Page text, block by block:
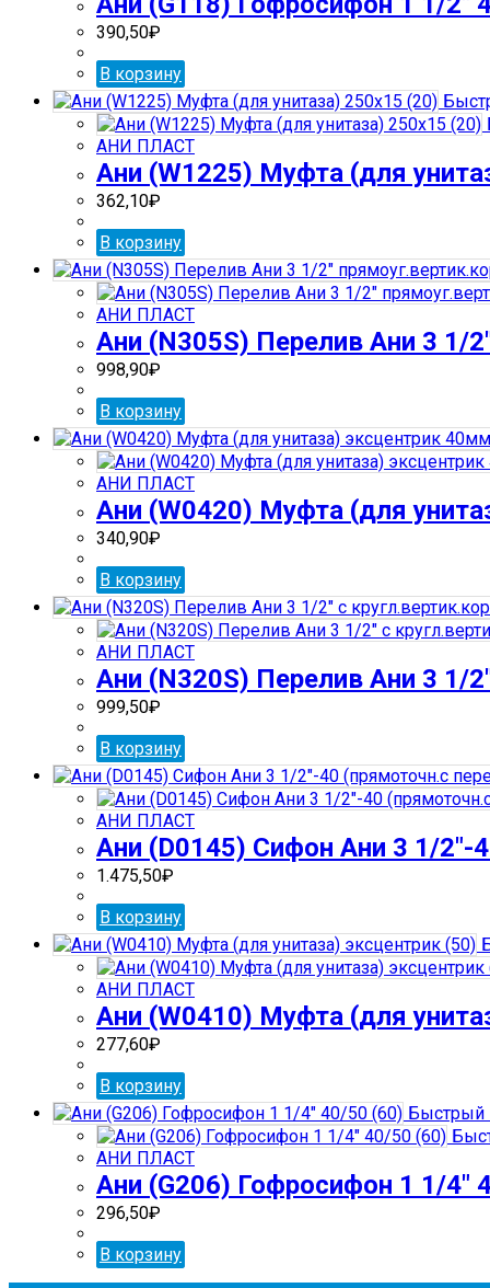
390,50₽
В корзину
АНИ ПЛАСТ
Ани (W1225) Муфта (для
362,10₽
В корзину
АНИ ПЛАСТ
Ани (N305S) Перелив Ани 3 1/
998,90₽
В корзину
АНИ ПЛАСТ
Ани (W0420) Муфта (для
340,90₽
В корзину
АНИ ПЛАСТ
Ани (N320S) Перелив Ани 3 1/
999,50₽
В корзину
АНИ ПЛАСТ
Ани (D0145) Сифон Ани 3 1/2″-
1.475,50₽
В корзину
АНИ ПЛАСТ
Ани (W0410) Муфта (для
277,60₽
В корзину
Быстрый
АНИ ПЛАСТ
Ани (G206) Гофросифон 1 1/4″
296,50₽
В корзину